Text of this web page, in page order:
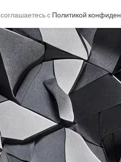
с Политикой